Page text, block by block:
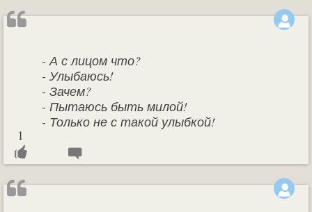
- А с лицом что?
- Улыбаюсь!
- Зачем?
- Пытаюсь быть милой!
- Только не с такой улыбкой!
1